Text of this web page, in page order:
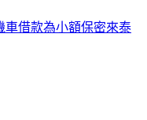
車借款為小額保密來泰